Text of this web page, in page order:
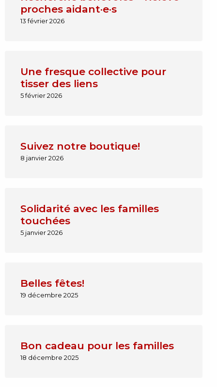
proches aidant·e·s
13 février 2026
Une fresque collective pour
tisser des liens
5 février 2026
Suivez notre boutique!
8 janvier 2026
Solidarité avec les familles
touchées
5 janvier 2026
Belles fêtes!
19 décembre 2025
Bon cadeau pour les familles
18 décembre 2025